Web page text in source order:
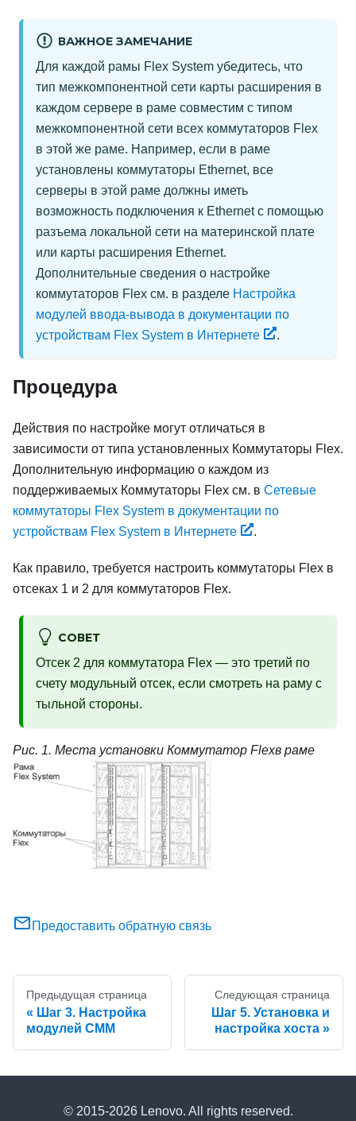
ВАЖНОЕ ЗАМЕЧАНИЕ
Для каждой рамы Flex System убедитесь, что
тип межкомпонентной сети карты расширения в
каждом сервере в раме совместим с типом
межкомпонентной сети всех коммутаторов Flex
в этой же раме. Например, если в раме
установлены коммутаторы Ethernet, все
серверы в этой раме должны иметь
возможность подключения к Ethernet с помощью
разъема локальной сети на материнской плате
или карты расширения Ethernet.
Дополнительные сведения о настройке
коммутаторов Flex см. в разделе Настройка
модулей ввода-вывода в документации по
устройствам Flex System в Интернете
.
Процедура
Действия по настройке могут отличаться в
зависимости от типа установленных Коммутаторы Flex.
Дополнительную информацию о каждом из
поддерживаемых Коммутаторы Flex см. в Сетевые
коммутаторы Flex System в документации по
устройствам Flex System в Интернете
.
Как правило, требуется настроить коммутаторы Flex в
отсеках 1 и 2 для коммутаторов Flex.
СОВЕТ
Отсек 2 для коммутатора Flex — это третий по
счету модульный отсек, если смотреть на раму с
тыльной стороны.
Рис. 1. Места установки Коммутатор Flexв раме
Предоставить обратную связь
Предыдущая страница
Шаг 3. Настройка
модулей CMM
Следующая страница
Шаг 5. Установка и
настройка хоста
© 2015-2026 Lenovo. All rights reserved.